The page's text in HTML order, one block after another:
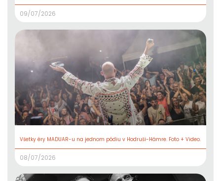
09/07/2026
Všetky éry MADUAR-u na jednom pódiu v Hodruši-Hámre. Foto + Video.
08/07/2026